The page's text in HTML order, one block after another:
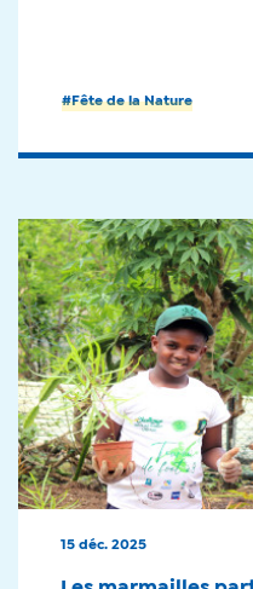
#Fête de la Nature
15 déc. 2025